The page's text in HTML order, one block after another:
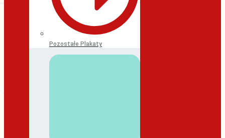
Pozostałe Plakaty